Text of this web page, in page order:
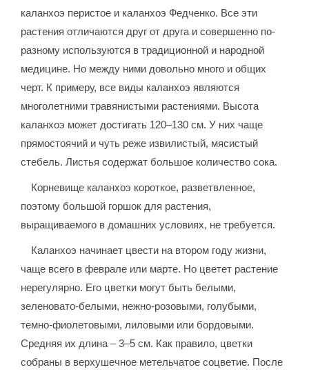
каланхоэ перистое и каланхоэ Федченко. Все эти
растения отличаются друг от друга и совершенно по-
разному используются в традиционной и народной
медицине. Но между ними довольно много и общих
черт. К примеру, все виды каланхоэ являются
многолетними травянистыми растениями. Высота
каланхоэ может достигать 120–130 см. У них чаще
прямостоячий и чуть реже извилистый, мясистый
стебель. Листья содержат большое количество сока.
Корневище каланхоэ короткое, разветвленное,
поэтому большой горшок для растения,
выращиваемого в домашних условиях, не требуется.
Каланхоэ начинает цвести на втором году жизни,
чаще всего в феврале или марте. Но цветет растение
нерегулярно. Его цветки могут быть белыми,
зеленовато-белыми, нежно-розовыми, голубыми,
темно-фиолетовыми, лиловыми или бордовыми.
Средняя их длина – 3–5 см. Как правило, цветки
собраны в верхушечное метельчатое соцветие. После